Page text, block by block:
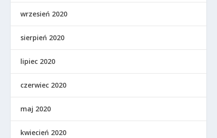
wrzesień 2020
sierpień 2020
lipiec 2020
czerwiec 2020
maj 2020
kwiecień 2020